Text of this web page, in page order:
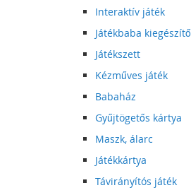
Interaktív játék
Játékbaba kiegészítő
Játékszett
Kézműves játék
Babaház
Gyűjtögetős kártya
Maszk, álarc
Játékkártya
Távirányítós játék